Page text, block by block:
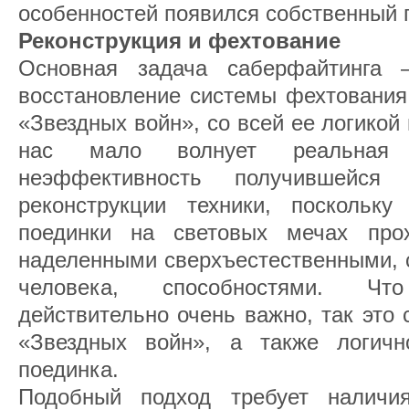
особенностей появился
Реконструкция и фехтование
Основная задача саберфайтинга
восстановление системы
«Звездных войн», со всей ее
нас мало волнует реальная
неэффективность
реконструкции техники,
поединки на световых мечах
наделенными сверхъестественными,
человека, способностями.
действительно очень важно, так это
«Звездных войн», а также
поединка.
Подобный подход требует